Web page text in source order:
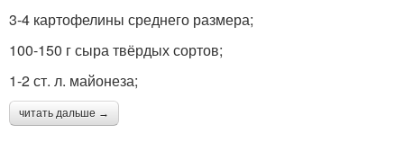
3-4 картофелины среднего размера;
100-150 г сыра твёрдых сортов;
1-2 ст. л. майонеза;
читать дальше →